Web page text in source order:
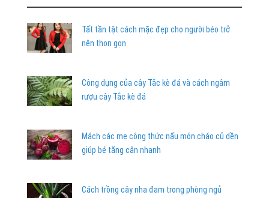
Tất tần tật cách mặc đẹp cho người béo trở
nên thon gọn
Công dụng của cây Tắc kè đá và cách ngâm
rượu cây Tắc kè đá
Mách các mẹ công thức nấu món cháo củ dền
giúp bé tăng cân nhanh
Cách trồng cây nha đam trong phòng ngủ